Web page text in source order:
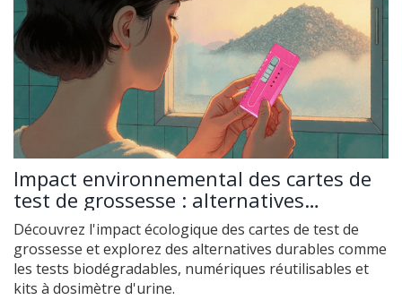
Impact environnemental des cartes de
test de grossesse : alternatives
éco‑responsables
Découvrez l'impact écologique des cartes de test de
grossesse et explorez des alternatives durables comme
les tests biodégradables, numériques réutilisables et
kits à dosimètre d'urine.